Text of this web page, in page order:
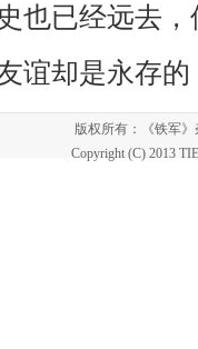
也已经远去
谊却是永存的
版权所有：《铁军
Copyright (C) 2013